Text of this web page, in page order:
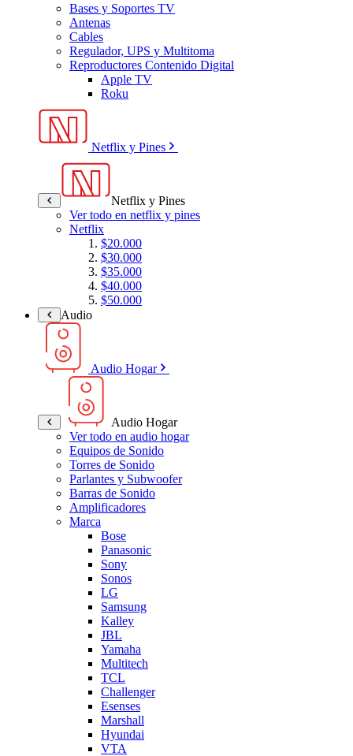
Bases y Soportes TV
Antenas
Cables
Regulador, UPS y Multitoma
Reproductores Contenido Digital
Apple TV
Roku
Netflix y Pines
Netflix y Pines
Ver todo en netflix y pines
Netflix
$20.000
$30.000
$35.000
$40.000
$50.000
Audio
Audio Hogar
Audio Hogar
Ver todo en audio hogar
Equipos de Sonido
Torres de Sonido
Parlantes y Subwoofer
Barras de Sonido
Amplificadores
Marca
Bose
Panasonic
Sony
Sonos
LG
Samsung
Kalley
JBL
Yamaha
Multitech
TCL
Challenger
Esenses
Marshall
Hyundai
VTA